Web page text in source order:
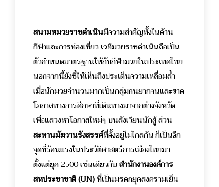
สนามหมวยราชดำเนินมีความสำคัญทั้งในด้าน
กีฬาและการท่องเที่ยว เวทีมวยราชดำเนินถือเป็น
ตัวกำหนดมาตรฐานให้กับกีฬามวยในประเทศไทย
นอกจากนี้ยังชี้ให้เห็นถึงประเด็นความเหลื่อมล้ำ
เมื่อนักมวยจำนวนมากเป็นกลุ่มคนยากจนและขาด
โอกาสทางการศึกษาที่เดินทางมาจากต่างจังหวัด
เพื่อแสวงหาโอกาสใหม่ๆ บนสังเวียนนักสู้ ส่วน
สะพานมัฆวานรังสรรค์ที่ตั้งอยู่ไม่ไกลกัน ก็เป็นอีก
จุดที่ร้อนแรงในประวัติศาสตร์การเมืองไทยมา
ตั้งแต่ยุค 2500 เช่นเดียวกับสำนักงานองค์การ
สหประชาชาติ (UN)ที่เป็นมรดกยุคสงครามเย็น